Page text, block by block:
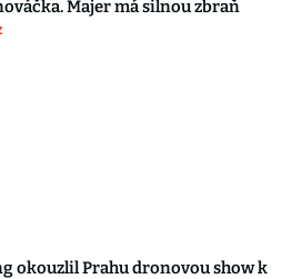
Majer má silnou zbraň
okouzlil Prahu dronovou show k